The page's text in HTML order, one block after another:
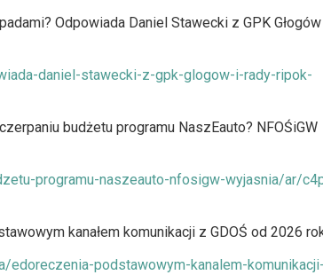
Odpowiada Daniel Stawecki z GPK
daniel-stawecki-z-gpk-glogow-i-rady-ripok-
budżetu programu NaszEauto? NFOŚiGW
programu-naszeauto-nfosigw-wyjasnia/ar/
kanałem komunikacji z GDOŚ od 2026
podstawowym-kanalem-